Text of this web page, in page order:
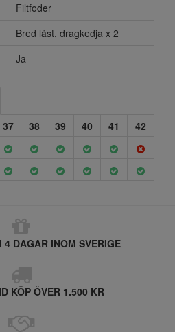
Filtfoder
Bred läst, dragkedja x 2
Ja
37 38 39 40 41
42
4 DAGAR INOM SVERIGE
KÖP ÖVER 1.500 KR